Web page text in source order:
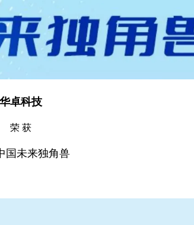
华卓科技
荣 获
国未来独角兽